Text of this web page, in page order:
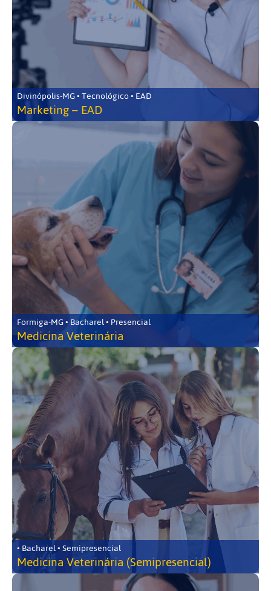
Divinópolis-MG • Tecnológico • EAD
Marketing – EAD
Formiga-MG • Bacharel • Presencial
Medicina Veterinária
• Bacharel • Semipresencial
Medicina Veterinária (Semipresencial)